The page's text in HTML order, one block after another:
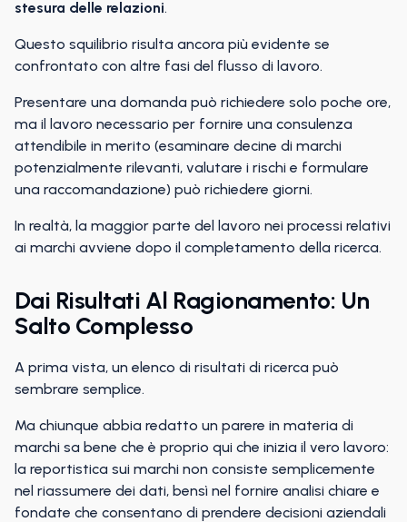
stesura delle relazioni.
Questo squilibrio risulta ancora più evidente se
confrontato con altre fasi del flusso di lavoro.
Presentare una domanda può richiedere solo poche ore,
ma il lavoro necessario per fornire una consulenza
attendibile in merito (esaminare decine di marchi
potenzialmente rilevanti, valutare i rischi e formulare
una raccomandazione) può richiedere giorni.
In realtà, la maggior parte del lavoro nei processi relativi
ai marchi avviene dopo il completamento della ricerca.
Dai Risultati Al Ragionamento: Un
Salto Complesso
A prima vista, un elenco di risultati di ricerca può
sembrare semplice.
Ma chiunque abbia redatto un parere in materia di
marchi sa bene che è proprio qui che inizia il vero lavoro:
la reportistica sui marchi non consiste semplicemente
nel riassumere dei dati, bensì nel fornire analisi chiare e
fondate che consentano di prendere decisioni aziendali